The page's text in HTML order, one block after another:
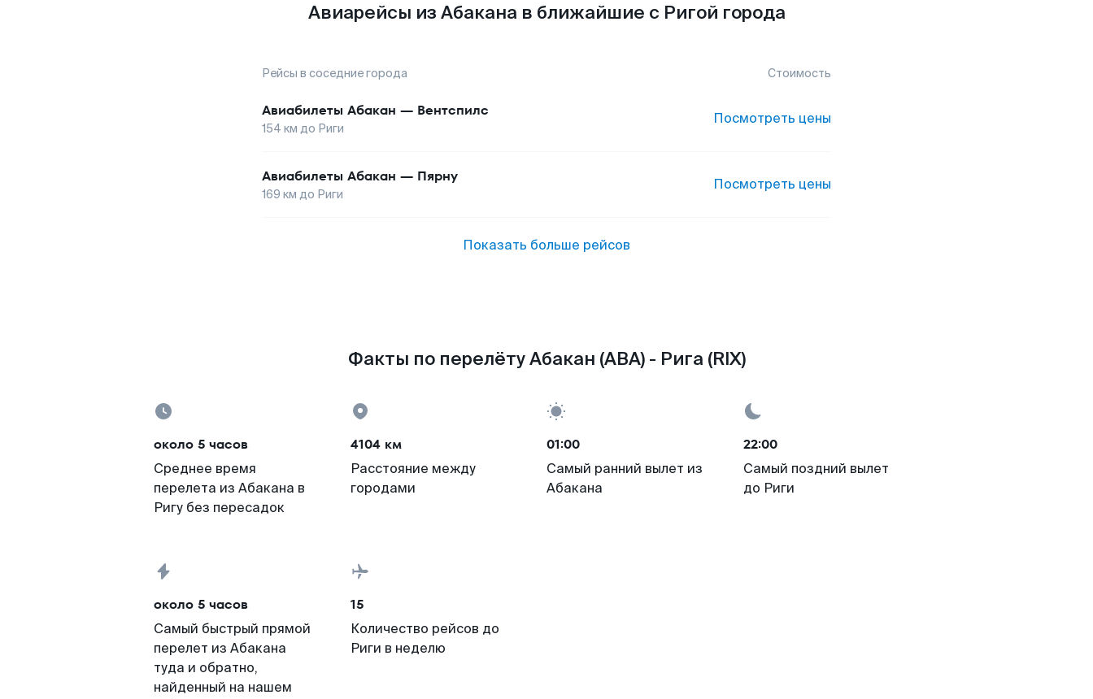
Авиарейсы из Абакана в ближайшие с Ригой города
Рейсы в соседние города Стоимость
Авиабилеты Абакан — Вентспилс
154 км до Риги
Посмотреть цены
Авиабилеты Абакан — Пярну
169 км до Риги
Посмотреть цены
Показать больше рейсов
Факты по перелёту Абакан (ABA) - Рига (RIX)
около 5 часов
Среднее время
перелета из Абакана в
Ригу без пересадок
4104 км
Расстояние между
городами
01:00
Самый ранний вылет из
Абакана
22:00
Самый поздний вылет
до Риги
около 5 часов
Самый быстрый прямой
перелет из Абакана
туда и обратно,
найденный на нашем
15
Количество рейсов до
Риги в неделю